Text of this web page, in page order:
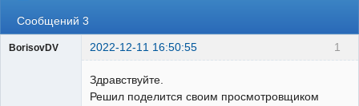
Сообщений 3
1
BorisovDV 2022-12-11 16:50:55
Здравствуйте.
Решил поделится своим просмотровщиком